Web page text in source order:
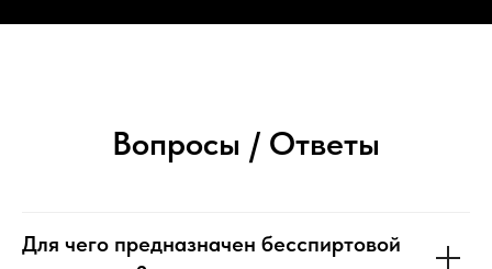
Вопросы / Ответы
Для чего предназначен бесспиртовой